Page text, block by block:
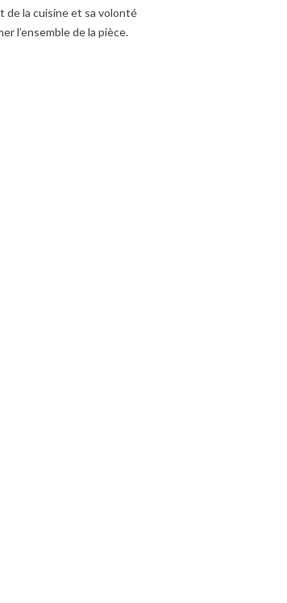
de la cuisine et sa volonté
l’ensemble de la pièce.